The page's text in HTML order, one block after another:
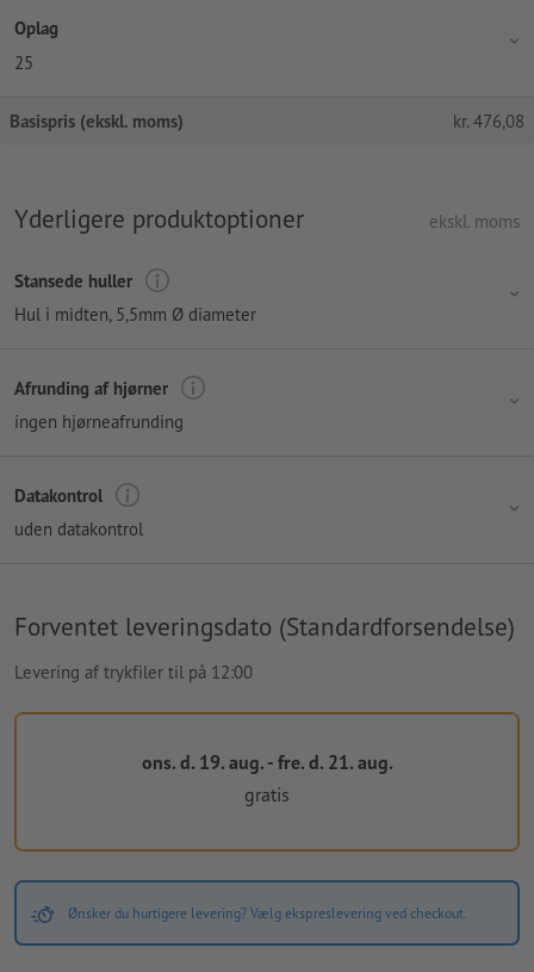
Oplag
25
Basispris (ekskl. moms) kr. 476,08
Yderligere produktoptioner ekskl. moms
Stansede huller
Hul i midten, 5,5mm Ø diameter
Afrunding af hjørner
ingen hjørneafrunding
Datakontrol
uden datakontrol
Forventet leveringsdato (Standardforsendelse)
Levering af trykfiler til på 12:00
ons. d. 19. aug. - fre. d. 21. aug.
gratis
Ønsker du hurtigere levering? Vælg ekspreslevering ved checkout.